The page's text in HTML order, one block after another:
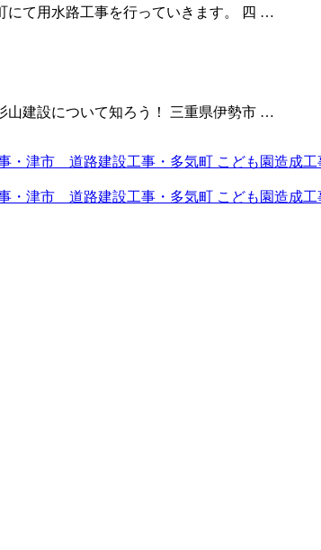
にて用水路工事を行っていきます。 四 …
山建設について知ろう！ 三重県伊勢市 …
・津市 道路建設工事・多気町 こども園造成工
・津市 道路建設工事・多気町 こども園造成工